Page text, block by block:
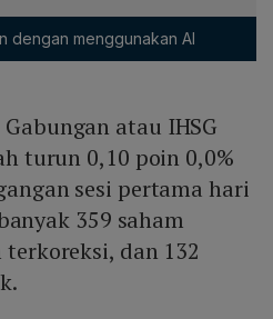
dengan menggunakan AI
atau IHSG
turun 0,10 poin 0,0%
sesi pertama hari
359 saham
dan 132